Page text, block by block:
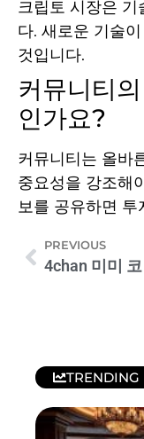
크립토 시장은 기
다. 새로운 기술
것입니다.
커뮤니티
인가요?
커뮤니티는 올바
중요성을 강조해
보를 공유하면 투
PREVIOUS
TRENDING